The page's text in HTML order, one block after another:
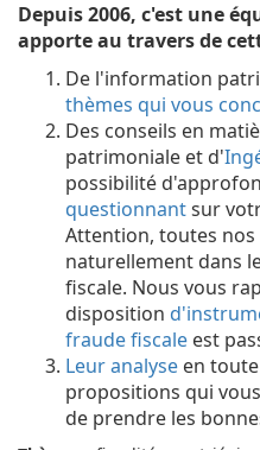
Depuis 2006, c'est une
apporte au travers de
De l'information
thèmes qui vous
Des conseils en
patrimoniale et d'
possibilité
questionnantsur
Attention, toutes
naturellement dans
fiscale. Nous vous
disposition
fraude fiscale est
Leur analyse en
propositions qui
de prendre les